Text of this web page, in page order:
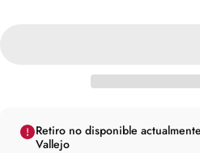
Retiro no disponible
Vallejo